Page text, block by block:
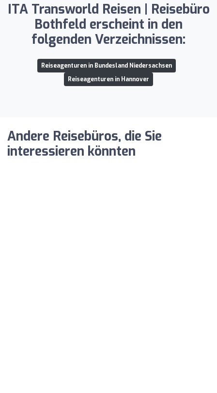
ITA Transworld Reisen | Reisebüro
Bothfeld erscheint in den
folgenden Verzeichnissen:
Reiseagenturen in Bundesland Niedersachsen
Reiseagenturen in Hannover
Andere Reisebüros, die Sie
interessieren könnten